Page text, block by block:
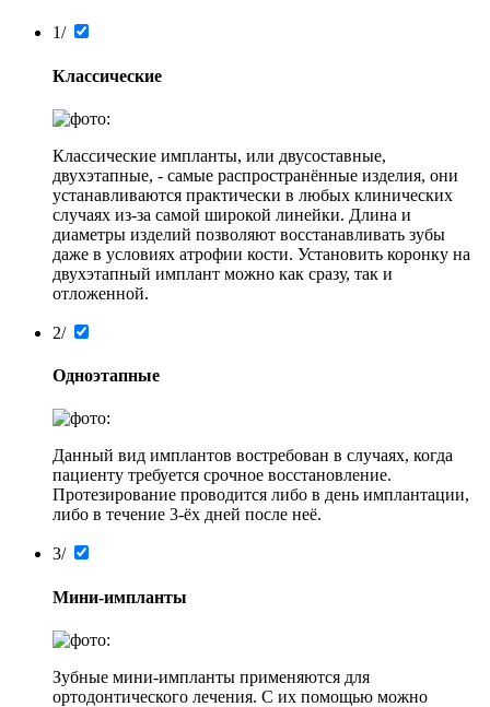
1/
Классические
Классические импланты, или двусоставные,
двухэтапные, - самые распространённые изделия, они
устанавливаются практически в любых клинических
случаях из-за самой широкой линейки. Длина и
диаметры изделий позволяют восстанавливать зубы
даже в условиях атрофии кости. Установить коронку на
двухэтапный имплант можно как сразу, так и
отложенной.
2/
Одноэтапные
Данный вид имплантов востребован в случаях, когда
пациенту требуется срочное восстановление.
Протезирование проводится либо в день имплантации,
либо в течение 3-ёх дней после неё.
3/
Мини-импланты
Зубные мини-импланты применяются для
ортодонтического лечения. С их помощью можно